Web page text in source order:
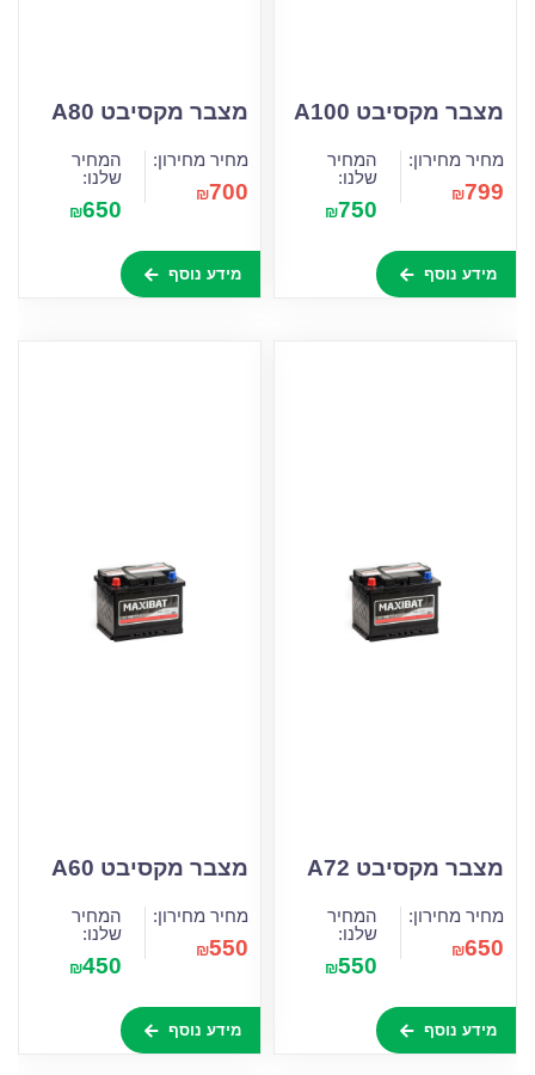
מצבר מקסיבט A100
מחיר מחירון:
₪799
המחיר
שלנו:
₪750
מידע נוסף
מצבר מקסיבט A80
מחיר מחירון:
₪700
המחיר
שלנו:
₪650
מידע נוסף
מצבר מקסיבט A72
מחיר מחירון:
₪650
המחיר
שלנו:
₪550
מידע נוסף
מצבר מקסיבט A60
מחיר מחירון:
₪550
המחיר
שלנו:
₪450
מידע נוסף